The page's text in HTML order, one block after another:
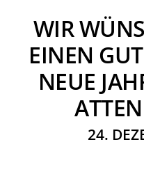
WIR
EINEN
NEUE
24.